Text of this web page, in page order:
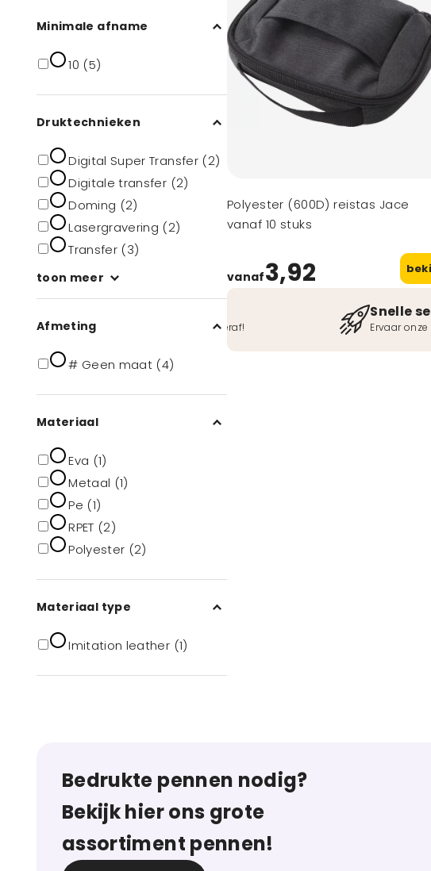
Minimale afname
10 (5)
Druktechnieken
Digital Super Transfer (2)
Digitale transfer (2)
Doming (2)
Lasergravering (2)
Transfer (3)
toon meer
Afmeting
# Geen maat (4)
Materiaal
Eva (1)
Metaal (1)
Pe (1)
RPET (2)
Polyester (2)
Materiaal type
Imitation leather (1)
Polyester (600D) reistas Jace
vanaf 10 stuks
vanaf3,92
Snelle
Ervaar
O.a. iDeal, Bancontact, ook achteraf!
Bedrukte pennen nodig?
Bekijk hier ons grote
assortiment pennen!